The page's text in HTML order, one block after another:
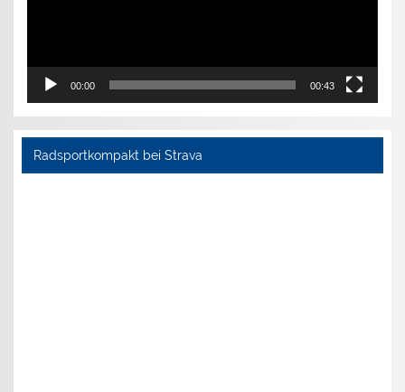
00:00 00:43
Radsportkompakt bei Strava